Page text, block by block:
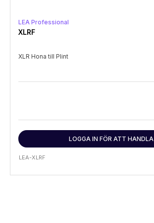
LEA Professional
XLRF
XLR Hona till Plint
LOGGA IN FÖR ATT HANDLA
LEA-XLRF